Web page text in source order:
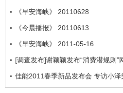
《早安海峡》 20110628
《今晨播报》 20110613
《早安海峡》 2011-05-16
[调查发布]谢颖颖发布“消费潜规则”
佳能2011春季新品发布会 专访小泽